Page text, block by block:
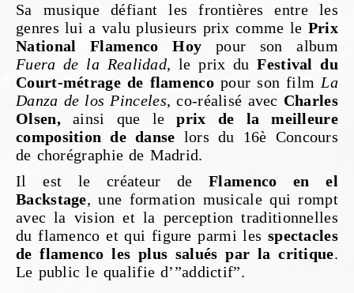
Sa musique défiant les frontières entre les
genres lui a valu plusieurs prix comme le Prix
National Flamenco Hoy pour son album
Fuera de la Realidad, le prix duFestival du
Court-métrage de flamencopour son film La
Danza de los Pinceles, co-réalisé avec Charles
Olsen,ainsi que leprix de la meilleure
composition de danse lors du 16è Concours
de chorégraphie de Madrid.
Il est le créateur deFlamenco en el
Backstage, une formation musicale qui rompt
avec la vision et la perception traditionnelles
du flamenco et qui figure parmi les spectacles
de flamenco les plus salués par la critique.
Le public le qualifie d’”addictif”.